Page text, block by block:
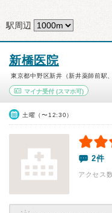
駅周辺
新橋医院
東京都中野区新井（新井薬師前駅
マイナ受付 (スマホ可)
土曜（〜12:30）
2件
アクセス